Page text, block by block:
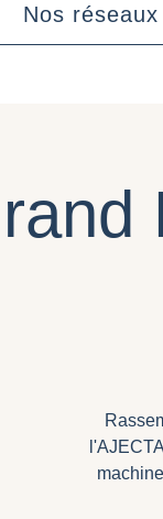
Nos réseaux